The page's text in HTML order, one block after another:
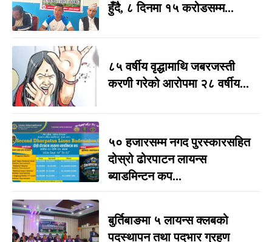
हुँदै, ८ दिनमा १५ करोडसम्म...
८५ वर्षीय वृद्धामाथि जबरजस्ती
करणी गरेको आरोपमा २८ वर्षीय...
५० हजारसम्म नगद पुरस्कारसहित
दोस्रो ढोरपाटन लायन्स
ब्याडमिन्टन कप...
बुर्तिबाङमा ५ लायन्स क्लबको
पदस्थापन तथा पदभार ग्रहण